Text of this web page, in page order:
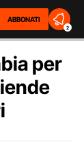
ABBONATI
2
per